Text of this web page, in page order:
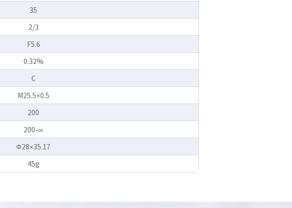
35
2/3
F5.6
0.32%
C
M25.5×0.5
200
200-∞
Φ28×35.17
45g